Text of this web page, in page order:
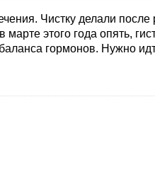
є сьогодні.
регулярний, то
не годуєте грудьми,
поступового відновлення.
цілі. Ви з такою вагою
Чистку делали после
марте этого года опять,
гормонов. Нужно